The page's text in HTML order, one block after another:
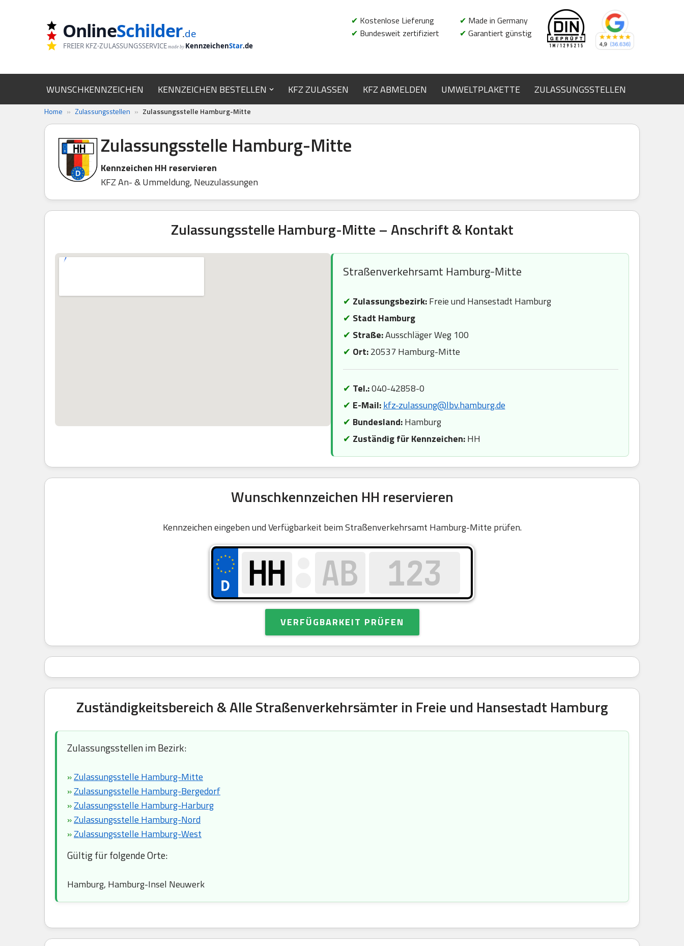
OnlineSchilder.de
FREIER KFZ-ZULASSUNGSSERVICE made by KennzeichenStar.de
✔ Kostenlose Lieferung
✔ Bundesweit zertifiziert
✔ Made in Germany
✔ Garantiert günstig
WUNSCHKENNZEICHEN KENNZEICHEN BESTELLEN KFZ ZULASSEN KFZ ABMELDEN UMWELTPLAKETTE ZULASSUNGSSTELLEN
Home » Zulassungsstellen » Zulassungsstelle Hamburg-Mitte
Zulassungsstelle Hamburg-Mitte
Kennzeichen HH reservieren
KFZ An- & Ummeldung, Neuzulassungen
Zulassungsstelle Hamburg-Mitte – Anschrift & Kontakt
Straßenverkehrsamt Hamburg-Mitte
✔ Zulassungsbezirk:Freie und Hansestadt Hamburg
✔ Stadt Hamburg
✔ Straße:Ausschläger Weg 100
✔ Ort:20537 Hamburg-Mitte
✔ Tel.:040-42858-0
✔ E-Mail: kfz-zulassung@lbv.hamburg.de
✔ Bundesland:Hamburg
✔ Zuständig für Kennzeichen:HH
Wunschkennzeichen HH reservieren
Kennzeichen eingeben und Verfügbarkeit beim Straßenverkehrsamt Hamburg-Mitte prüfen.
VERFÜGBARKEIT PRÜFEN
Zuständigkeitsbereich & Alle Straßenverkehrsämter in Freie und Hansestadt Hamburg
Zulassungsstellen im Bezirk:
»Zulassungsstelle Hamburg-Mitte
»Zulassungsstelle Hamburg-Bergedorf
»Zulassungsstelle Hamburg-Harburg
»Zulassungsstelle Hamburg-Nord
»Zulassungsstelle Hamburg-West
Gültig für folgende Orte:
Hamburg, Hamburg-Insel Neuwerk